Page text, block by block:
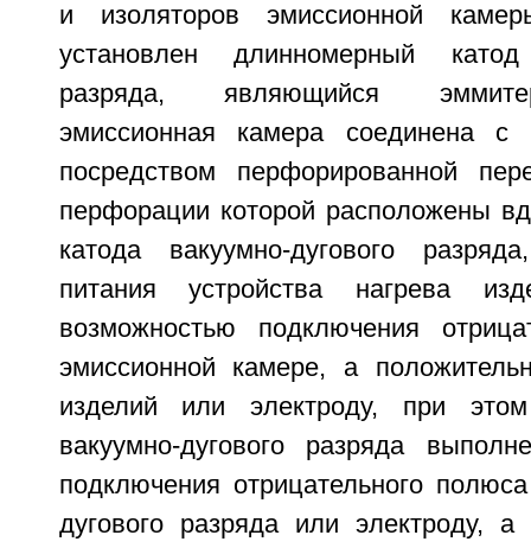
и изоляторов эмиссионной
установлен длинномерный катод
разряда, являющийся
эмиссионная камера соединена с
посредством перфорированной
перфорации которой расположены
катода вакуумно-дугового
питания устройства нагрева
возможностью подключения
эмиссионной камере, а
изделий или электроду, при
вакуумно-дугового разряда
подключения отрицательного
дугового разряда или электроду,